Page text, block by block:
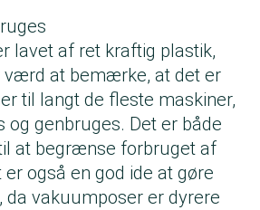
lavet af ret kraftig plastik,
værd at bemærke, at det er
til langt de fleste maskiner,
og genbruges. Det er både
at begrænse forbruget af
også en god ide at gøre
da vakuumposer er dyrere